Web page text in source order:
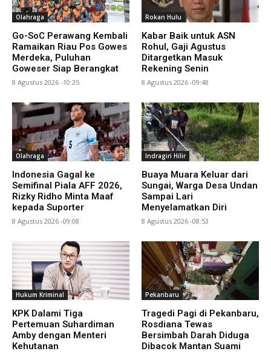
Olahraga
Go-SoC Perawang Kembali
Ramaikan Riau Pos Gowes
Merdeka, Puluhan
Goweser Siap Berangkat
8 Agustus 2026 -10:25
Rokan Hulu
Kabar Baik untuk ASN
Rohul, Gaji Agustus
Ditargetkan Masuk
Rekening Senin
8 Agustus 2026 -09:48
Olahraga
Indonesia Gagal ke
Semifinal Piala AFF 2026,
Rizky Ridho Minta Maaf
kepada Suporter
8 Agustus 2026 -09:08
Indragiri Hilir
Buaya Muara Keluar dari
Sungai, Warga Desa Undan
Sampai Lari
Menyelamatkan Diri
8 Agustus 2026 -08:53
Hukum Kriminal
KPK Dalami Tiga
Pertemuan Suhardiman
Amby dengan Menteri
Kehutanan
Pekanbaru
Tragedi Pagi di Pekanbaru,
Rosdiana Tewas
Bersimbah Darah Diduga
Dibacok Mantan Suami